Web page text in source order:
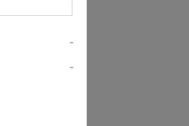
-
-